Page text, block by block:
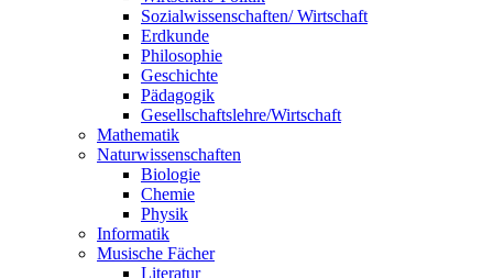
Sozialwissenschaften/ Wirtschaft
Erdkunde
Philosophie
Geschichte
Pädagogik
Gesellschaftslehre/Wirtschaft
Mathematik
Naturwissenschaften
Biologie
Chemie
Physik
Informatik
Musische Fächer
Literatur